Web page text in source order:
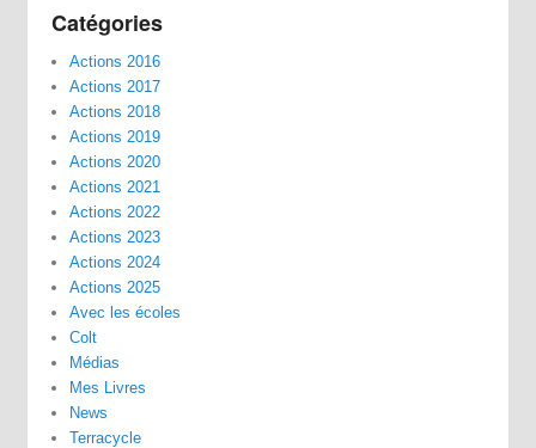
Catégories
Actions 2016
Actions 2017
Actions 2018
Actions 2019
Actions 2020
Actions 2021
Actions 2022
Actions 2023
Actions 2024
Actions 2025
Avec les écoles
Colt
Médias
Mes Livres
News
Terracycle